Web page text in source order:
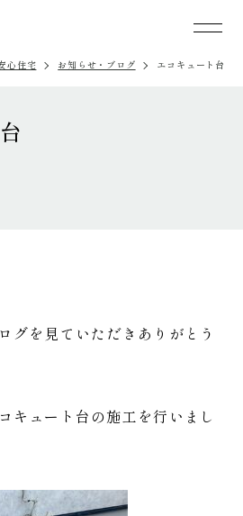
心住宅 お知らせ・ブログ エコキュート台
グを見ていただきありがとう
キュート台の施工を行いまし